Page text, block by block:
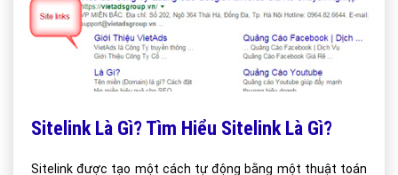
Sitelink Là Gì? Tìm Hiểu Sitelink Là Gì?
Sitelink được tạo một cách tự động bằng một thuật toán